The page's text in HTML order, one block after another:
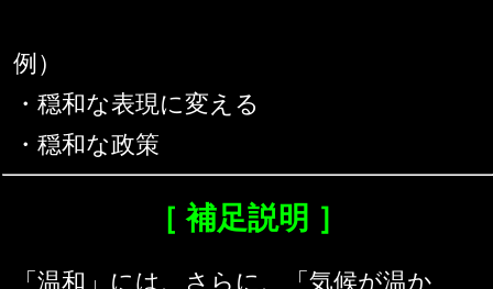
例）
・穏和な表現に変える
・穏和な政策
［ 補足説明 ］
「温和」には、さらに、「気候が温か